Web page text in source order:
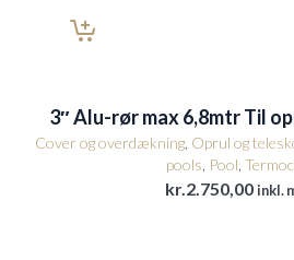
3″ Alu-rør max 6,8mtr Til
Cover og overdækning, Oprul og
pools Pool
kr.2.750,00 inkl.